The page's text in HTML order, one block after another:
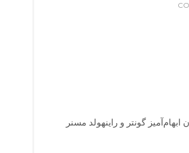
و داستان ابهام‌آمیز گونتر و راینهولد مسنر